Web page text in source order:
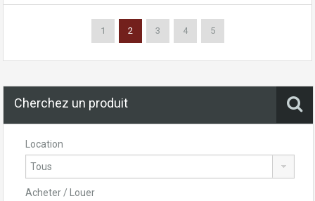
1 2 3 4 5
Cherchez un produit
Location
Acheter / Louer